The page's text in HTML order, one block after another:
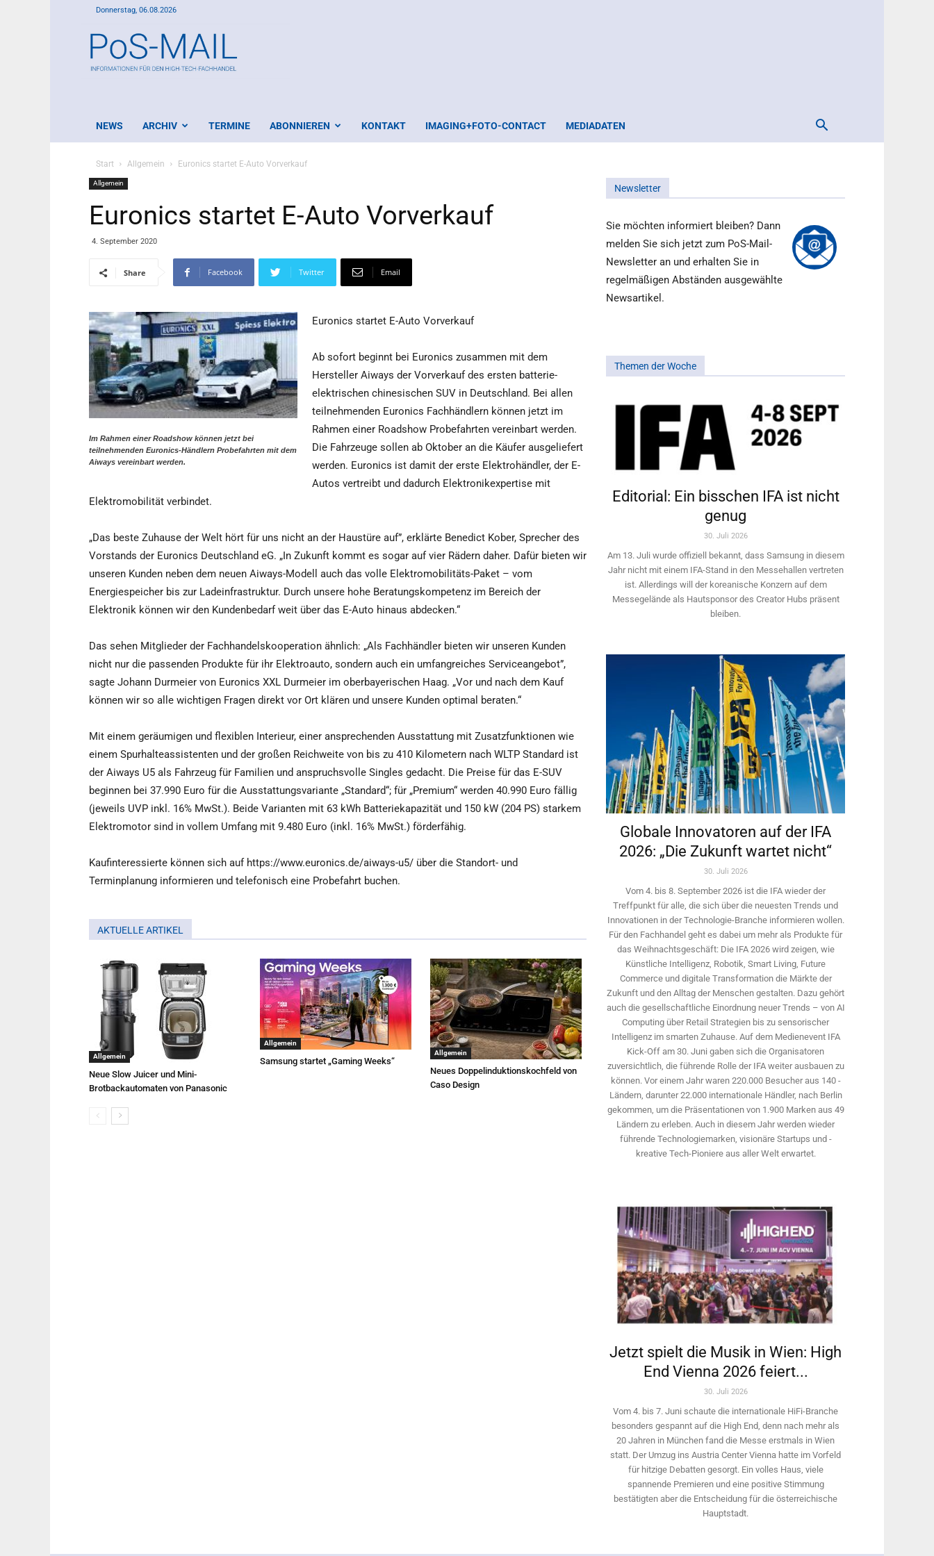
Donnerstag, 06.08.2026
Mail
NEWS ARCHIV TERMINE ABONNIEREN KONTAKT IMAGING+FOTO-CONTACT MEDIADATEN
Start Allgemein Euronics startet E-Auto Vorverkauf
Allgemein
Euronics startet E-Auto Vorverkauf
4. September 2020
Share Facebook Twitter Email
Im Rahmen einer Roadshow können jetzt bei
teilnehmenden Euronics-Händlern Probefahrten mit dem
Aiways vereinbart werden.
Euronics startet E-Auto Vorverkauf
Ab sofort beginnt bei Euronics zusammen mit dem
Hersteller Aiways der Vorverkauf des ersten batterie-
elektrischen chinesischen SUV in Deutschland. Bei allen
teilnehmenden Euronics Fachhändlern können jetzt im
Rahmen einer Roadshow Probefahrten vereinbart werden.
Die Fahrzeuge sollen ab Oktober an die Käufer ausgeliefert
werden. Euronics ist damit der erste Elektrohändler, der E-
Autos vertreibt und dadurch Elektronikexpertise mit
Elektromobilität verbindet.
„Das beste Zuhause der Welt hört für uns nicht an der Haustüre auf”, erklärte Benedict Kober, Sprecher des
Vorstands der Euronics Deutschland eG. „In Zukunft kommt es sogar auf vier Rädern daher. Dafür bieten wir
unseren Kunden neben dem neuen Aiways-Modell auch das volle Elektromobilitäts-Paket – vom
Energiespeicher bis zur Ladeinfrastruktur. Durch unsere hohe Beratungskompetenz im Bereich der
Elektronik können wir den Kundenbedarf weit über das E-Auto hinaus abdecken.“
Das sehen Mitglieder der Fachhandelskooperation ähnlich: „Als Fachhändler bieten wir unseren Kunden
nicht nur die passenden Produkte für ihr Elektroauto, sondern auch ein umfangreiches Serviceangebot”,
sagte Johann Durmeier von Euronics XXL Durmeier im oberbayerischen Haag. „Vor und nach dem Kauf
können wir so alle wichtigen Fragen direkt vor Ort klären und unsere Kunden optimal beraten.“
Mit einem geräumigen und flexiblen Interieur, einer ansprechenden Ausstattung mit Zusatzfunktionen wie
einem Spurhalteassistenten und der großen Reichweite von bis zu 410 Kilometern nach WLTP Standard ist
der Aiways U5 als Fahrzeug für Familien und anspruchsvolle Singles gedacht. Die Preise für das E-SUV
beginnen bei 37.990 Euro für die Ausstattungsvariante „Standard“; für „Premium“ werden 40.990 Euro fällig
(jeweils UVP inkl. 16% MwSt.). Beide Varianten mit 63 kWh Batteriekapazität und 150 kW (204 PS) starkem
Elektromotor sind in vollem Umfang mit 9.480 Euro (inkl. 16% MwSt.) förderfähig.
Kaufinteressierte können sich auf https://www.euronics.de/aiways-u5/ über die Standort- und
Terminplanung informieren und telefonisch eine Probefahrt buchen.
AKTUELLE ARTIKEL
Allgemein
Neue Slow Juicer und Mini-
Brotbackautomaten von Panasonic
Allgemein
Samsung startet „Gaming Weeks“
Allgemein
Neues Doppelinduktionskochfeld von
Caso Design
Newsletter
Sie möchten informiert bleiben? Dann
melden Sie sich jetzt zum PoS-Mail-
Newsletter an und erhalten Sie in
regelmäßigen Abständen ausgewählte
Newsartikel.
Themen der Woche
Editorial: Ein bisschen IFA ist nicht
genug
30. Juli 2026
Am 13. Juli wurde offiziell bekannt, dass Samsung in diesem
Jahr nicht mit einem IFA-Stand in den Messehallen vertreten
ist. Allerdings will ­der koreanische Konzern auf dem
Messegelände als Hautsponsor des Creator Hubs präsent
bleiben.
Globale Innovatoren auf der IFA
2026: „Die Zukunft wartet nicht“
30. Juli 2026
Vom 4. bis 8. September 2026 ist die IFA wieder der
Treffpunkt für alle, die sich über die neuesten Trends und
Innovationen in der Technologie-­Branche informieren wollen.
Für den Fachhandel geht es dabei um mehr als Produkte für
das Weihnachtsgeschäft: Die IFA 2026 wird ­zeigen, wie
Künstliche Intelligenz, Robotik, Smart Living, Future
Commerce und digitale Trans­formation die Märkte der
Zukunft und den Alltag der Menschen gestalten. Dazu gehört
auch die gesellschaftliche Einordnung neuer Trends – von AI
Computing über Retail Strategien bis zu sensorischer
Intelligenz im smarten Zuhause. Auf dem Medien­event IFA
Kick-Off am 30. Juni gaben sich die Organisatoren
zuversichtlich, die führende Rolle der IFA weiter ausbauen zu
können. Vor einem Jahr ­waren 220.000 Besucher aus 140 ­
Ländern, ­darunter 22.000 internationale Händler, nach Berlin
gekommen, um die Präsen­tationen von 1.900 Marken aus 49
Ländern zu erleben. Auch in diesem Jahr werden wieder
führende Technologiemarken, visionäre Startups und ­
kreative Tech-Pioniere aus aller Welt erwartet.
Jetzt spielt die Musik in Wien: High
End Vienna 2026 feiert...
30. Juli 2026
Vom 4. bis 7. Juni schaute die internationale HiFi-Branche
besonders gespannt auf die High End, denn nach mehr als
20 Jahren in München fand die Messe erstmals in Wien
statt. Der Umzug ins Austria Center Vienna hatte im Vorfeld
für hitzige Debatten gesorgt. Ein volles Haus, viele
spannende Premieren und eine positive Stimmung
bestätigten aber die Entscheidung für die österreichische
Hauptstadt.